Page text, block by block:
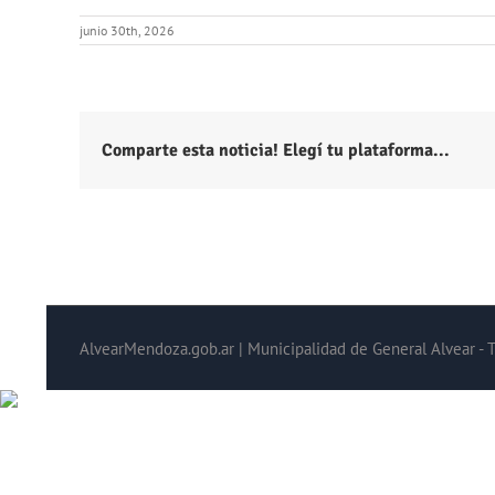
junio 30th, 2026
Comparte esta noticia! Elegí tu plataforma...
AlvearMendoza.gob.ar | Municipalidad de General Alvear -